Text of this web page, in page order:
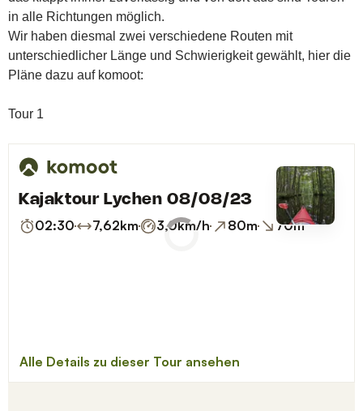
in alle Richtungen möglich.
Wir haben diesmal zwei verschiedene Routen mit
unterschiedlicher Länge und Schwierigkeit gewählt, hier die
Pläne dazu auf komoot:
Tour 1